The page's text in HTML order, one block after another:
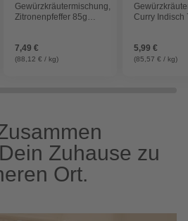
Gewürzkräutermischung,
Zitronenpfeffer 85g
7,49 €
(88,12 € / kg)
Curry Indisch
5,99 €
(85,57 € / kg)
Zuhause zu
Ort.